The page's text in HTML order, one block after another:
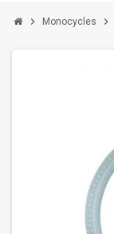
chevron_right Monocycles chevron_right